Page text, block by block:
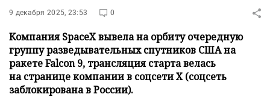
9 декабря 2025, 23:53 0
Компания SpaceX вывела на орбиту очередную
группу разведывательных спутников США на
ракете Falcon 9, трансляция старта велась
на странице компании в соцсети X (соцсеть
заблокирована в России).